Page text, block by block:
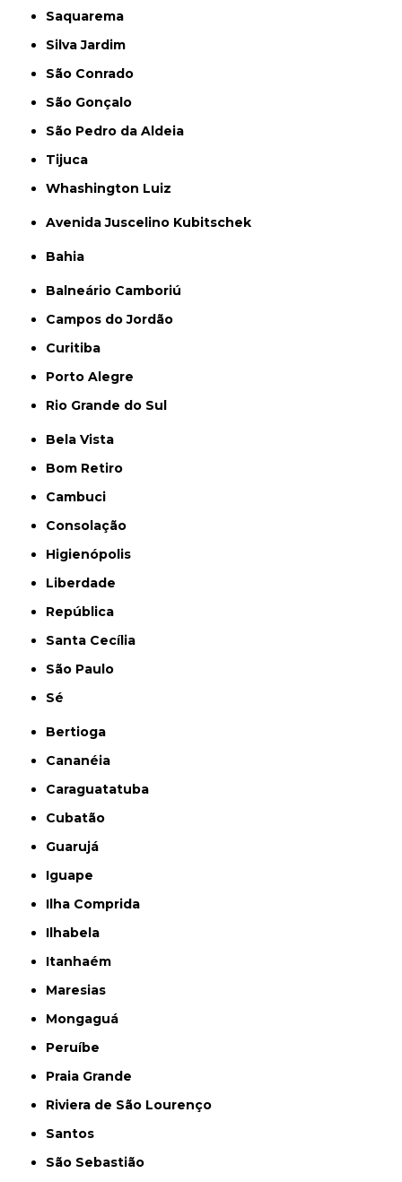
Saquarema
Silva Jardim
São Conrado
São Gonçalo
São Pedro da Aldeia
Tijuca
Whashington Luiz
Avenida Juscelino Kubitschek
Bahia
Balneário Camboriú
Campos do Jordão
Curitiba
Porto Alegre
Rio Grande do Sul
Bela Vista
Bom Retiro
Cambuci
Consolação
Higienópolis
Liberdade
República
Santa Cecília
São Paulo
Sé
Bertioga
Cananéia
Caraguatatuba
Cubatão
Guarujá
Iguape
Ilha Comprida
Ilhabela
Itanhaém
Maresias
Mongaguá
Peruíbe
Praia Grande
Riviera de São Lourenço
Santos
São Sebastião